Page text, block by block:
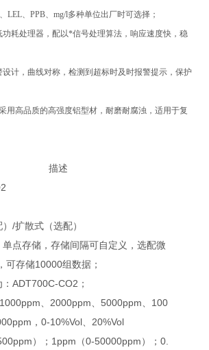
LEL、PPB、mg/l多种单位出厂时可选择；
耗处理器，配以*信号处理算法，响应速度快，稳
计，曲线对称，检测到超标时及时报警提示，保护
用高品质的高强度铝型材，耐磨耐腐浊，适用于复
描述
/扩散式（选配）
单点存储，存储间隔可自定义，选配微
可存储10000组数据；
ADT700C-CO2；
、2000ppm、5000ppm、100
，0-10%Vol、20%Vol
）；1ppm（0-50000ppm）；0.